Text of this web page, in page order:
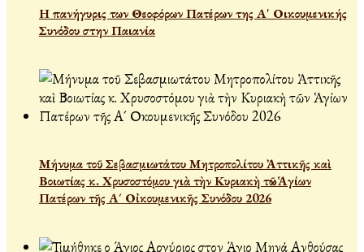
Η πανήγυρις των Θεοφόρων Πατέρων της Α' Οικουμενικής
Συνόδου στην Παιανία
Μήνυμα τοῦ Σεβασμιωτάτου Μητροπολίτου Ἀττικῆς καὶ
Βοιωτίας κ. Χρυσοστόμου γιὰ τὴν Κυριακὴ τῶν Ἁγίων
Πατέρων τῆς Α´ Οἰκουμενικῆς Συνόδου 2026